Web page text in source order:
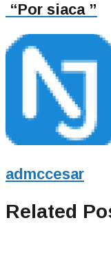
“Por siaca ”
admccesar
Related